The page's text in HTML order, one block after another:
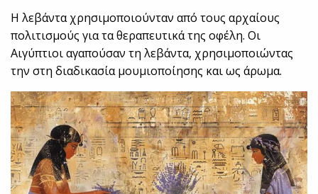
Η λεβάντα χρησιμοποιούνταν από τους αρχαίους
πολιτισμούς για τα θεραπευτικά της οφέλη. Οι
Αιγύπτιοι αγαπούσαν τη λεβάντα, χρησιμοποιώντας
την στη διαδικασία μουμιοποίησης και ως άρωμα.